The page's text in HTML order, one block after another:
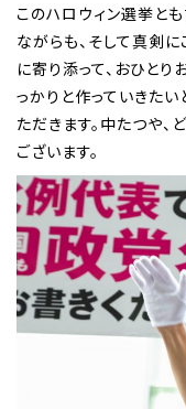
このハロウィン選挙と
ながらも、そして真剣
に寄り添って、おひと
っかりと作っていきた
ただきます。中たつや、
ございます。